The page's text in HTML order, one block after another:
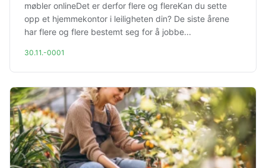
møbler onlineDet er derfor flere og flereKan du sette
opp et hjemmekontor i leiligheten din? De siste årene
har flere og flere bestemt seg for å jobbe...
30.11.-0001